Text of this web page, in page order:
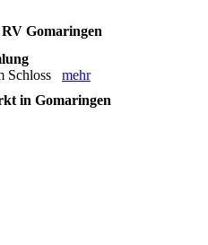
Gomaringen
Schloss mehr
in Gomaringen